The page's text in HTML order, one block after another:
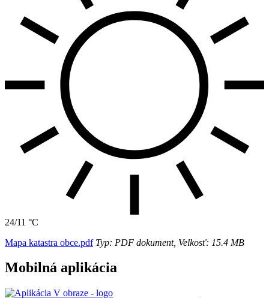
24/11 °C
Mapa katastra obce.pdfTyp: PDF dokument, Velkosť: 15.4 MB
Mobilná aplikácia